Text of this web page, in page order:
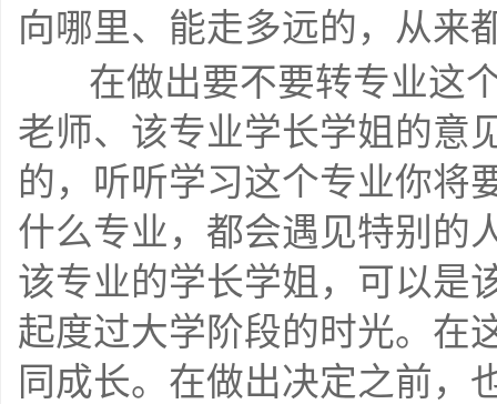
向哪里、能走多远的，从来
老师、该专业学长学姐的意
的，听听学习这个专业你将
什么专业，都会遇见特别的
该专业的学长学姐，可以是
起度过大学阶段的时光。在
同成长。在做出决定之前，